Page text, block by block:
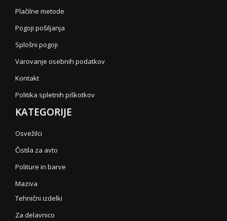
Plačilne metode
Pogoji pošiljanja
Splošni pogoji
Varovanje osebnih podatkov
Kontakt
Politika spletnih piškotkov
KATEGORIJE
Osvežilci
Čistila za avto
Politure in barve
Maziva
Tehnični izdelki
Za delavnico